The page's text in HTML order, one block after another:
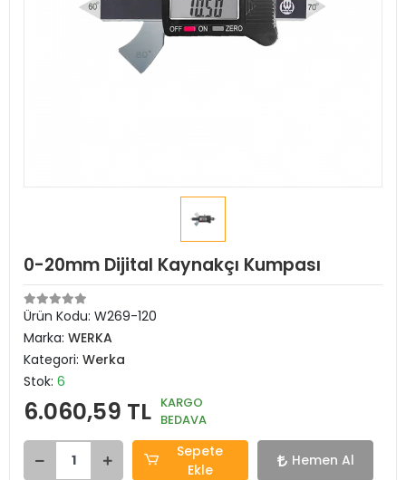
0-20mm Dijital Kaynakçı Kumpası
Ürün Kodu: W269-120
Marka: WERKA
Kategori: Werka
Stok: 6
6.060,59 TL KARGO
BEDAVA
Sepete
Ekle
Hemen Al